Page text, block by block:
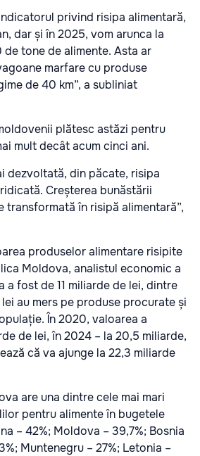
privind risipa alimentară,
dar și în 2025, vom arunca la
tone de alimente. Asta ar
marfare cu produse
de 40 km”, a subliniat
plătesc astăzi pentru
mult decât acum cinci ani.
dezvoltată, din păcate, risipa
Creșterea bunăstării
transformată în risipă alimentară”,
produselor alimentare risipite
Moldova, analistul economic a
a fost de 11 miliarde de lei, dintre
au mers pe produse procurate și
În 2020, valoarea a
de lei, în 2024 – la 20,5 miliarde,
că va ajunge la 22,3 miliarde
are una dintre cele mai mari
pentru alimente în bugetele
– 42%; Moldova – 39,7%; Bosnia
Muntenegru – 27%; Letonia –